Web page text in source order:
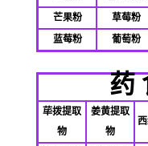
芒果粉
草莓粉
蓝莓粉
葡萄粉
药
荜拨提取
物
姜黄提取
物